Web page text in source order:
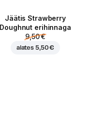
Jäätis Strawberry
Doughnut erihinnaga
9,50 €
alates 5,50 €